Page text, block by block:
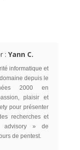
: Yann C.
informatique et
depuis le
2000 en
plaisir et
pour présenter
recherches et
advisory » de
de pentest.